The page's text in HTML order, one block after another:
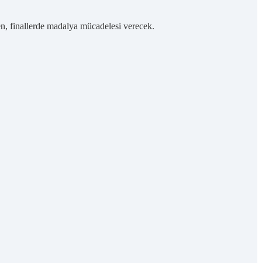
finallerde madalya mücadelesi verecek.